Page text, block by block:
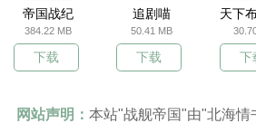
帝国战纪
384.22 MB
下载
追剧喵
50.41 MB
下载
天下
下
网站声明： 本站"战舰帝国"由"北海情